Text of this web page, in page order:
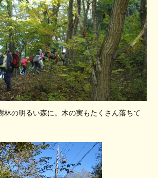
林の明るい森に。木の実もたくさん落ちて